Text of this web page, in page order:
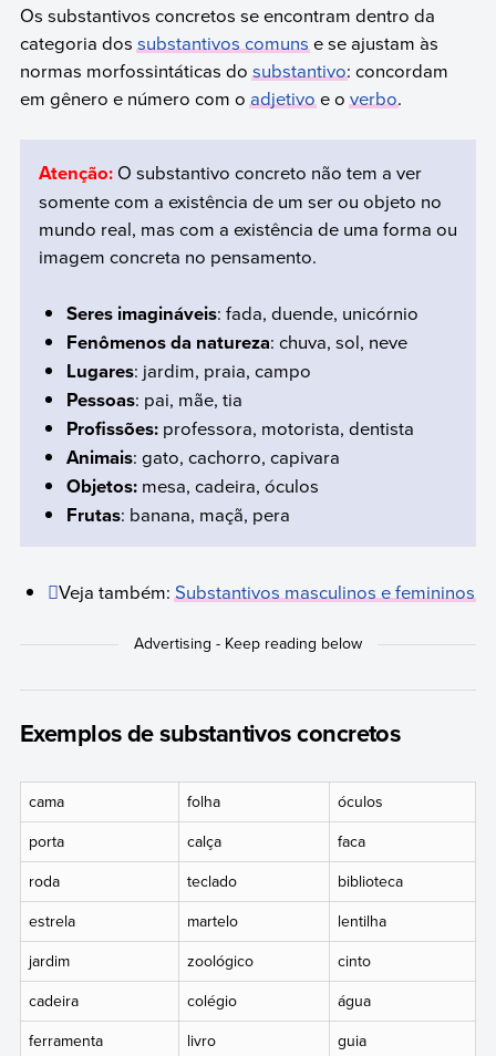
Os substantivos concretos se encontram dentro da
categoria dossubstantivos comunse se ajustam às
normas morfossintáticas dosubstantivo: concordam
em gênero e número com oadjetivoe overbo.
Atenção: O substantivo concreto não tem a ver
somente com a existência de um ser ou objeto no
mundo real, mas com a existência de uma forma ou
imagem concreta no pensamento.
Seres imagináveis: fada, duende, unicórnio
Fenômenos da natureza: chuva, sol, neve
Lugares: jardim, praia, campo
Pessoas: pai, mãe, tia
Profissões: professora, motorista, dentista
Animais: gato, cachorro, capivara
Objetos: mesa, cadeira, óculos
Frutas: banana, maçã, pera
Veja também:Substantivos masculinos e femininos
Exemplos de substantivos concretos
cama folha
óculos
porta
calça
faca
roda
teclado
biblioteca
estrela
martelo
lentilha
jardim
zoológico
cinto
cadeira
colégio
água
ferramenta
livro
guia